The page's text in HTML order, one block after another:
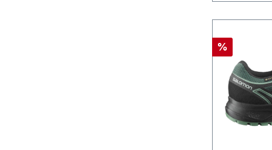
Rabatt
%